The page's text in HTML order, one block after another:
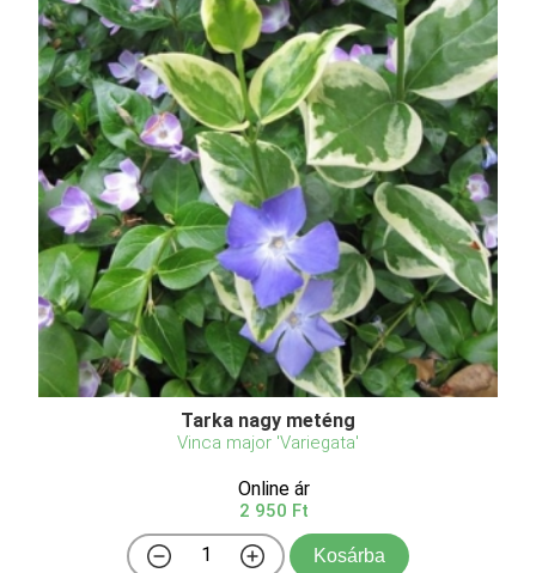
Tarka nagy meténg
Vinca major 'Variegata'
Online ár
2 950 Ft
Kosárba